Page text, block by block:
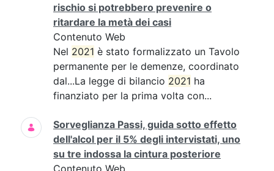
rischio si potrebbero prevenire o
ritardare la metà dei casi
Contenuto Web
Nel 2021 è stato formalizzato un Tavolo
permanente per le demenze, coordinato
dal...La legge di bilancio 2021 ha
finanziato per la prima volta con...
Sorveglianza Passi, guida sotto effetto
dell'alcol per il 5% degli intervistati, uno
su tre indossa la cintura posteriore
Contenuto Web